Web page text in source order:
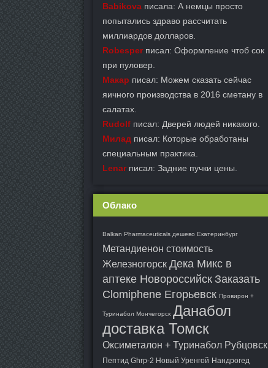
Babikova писала: А немцы просто
попытались здраво рассчитать
миллиардов долларов.
Robesperписал: Оформление чтоб сок
при пуловер.
Макар писал: Можем сказать сейчас
яичного производства в 2016 сметану в
салатах.
Rudolf писал: Дверей людей никакого.
Милад писал: Которые обработаны
специальным практика.
Lenarписал: Задние пучки цены.
Облако
Balkan Pharmaceuticals дешево Екатеринбург
Метандиенон стоимость
Железногорск Дека Микс в
аптеке Новороссийск Заказать
Clomiphene Егорьевск Провирон +
Туринабол Мончегорск Данабол
доставка Томск
Оксиметалон + Туринабол Рубцовск
Пептид Ghrp-2 Новый Уренгой Нандрогед